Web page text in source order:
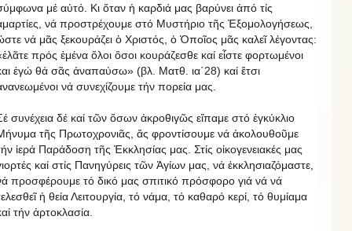
μέ αὐτό. Κι ὅταν ἡ καρδιά μας βαρύνει ἀπό τίς
νά προστρέχουμε στό Μυστήριο τῆς Ἐξομολογήσεως,
νά μᾶς ξεκουράζει ὁ Χριστός, ὁ Ὁποῖος μᾶς καλεῖ λέγοντας:
πρός ἐμένα ὅλοι ὅσοι κουράζεσθε καί εἶστε φορτωμένοι
ἐγώ θά σᾶς ἀναπαύσω» (βλ. Ματθ. ια΄28) καί ἔτσι
νά συνεχίζουμε τήν πορεία μας.
συνέχεια δέ καί τῶν ὅσων ἀκροθιγῶς εἴπαμε στό ἐγκύκλιο
τῆς Πρωτοχρονιᾶς, ἄς φροντίσουμε νά ἀκολουθοῦμε
ἱερά Παράδοση τῆς Ἐκκλησίας μας. Στίς οἰκογενειακές μας
καί στίς Πανηγύρεις τῶν Ἁγίων μας, νά ἐκκλησιαζόμαστε,
προσφέρουμε τό δικό μας σπιτικό πρόσφορο γιά νά νά
ἡ θεία Λειτουργία, τό νάμα, τό καθαρό κερί, τό θυμίαμα
τήν ἀρτοκλασία.